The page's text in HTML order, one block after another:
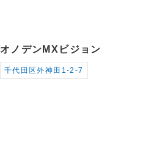
オノデンMXビジョン
千代田区外神田1-2-7